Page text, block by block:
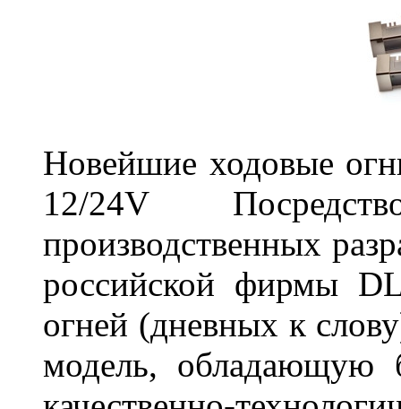
Новейшие ходовые
12/24V
производственных
российской фирмы
огней (дневных к
модель,